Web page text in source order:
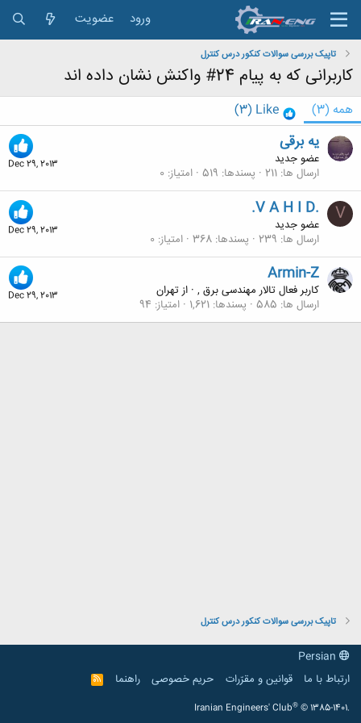
ورود عضویت
تاپیک بررسی سوالات کنکور درس کنترل
کاربرانی که به پیام 24# واکنش نشان داده اند
همه (3)
Like
(3)
Dec 29, 2013
یه برقی
عضو جدید
ارسال ها 211 پسندها 519 امتیاز 0
V
Dec 29, 2013
.V A H I D.
عضو جدید
ارسال ها 239 پسندها 368 امتیاز 0
Dec 29, 2013
Armin-Z
کاربر فعال تالار مهندسی برق , · ازتهران
ارسال ها 585 پسندها 1,621 امتیاز 94
تاپیک بررسی سوالات کنکور درس کنترل
ارتباط با ما
قوانین و مقرّرات حریم خصوصی راهنما
R
S
Iranian Engineers' Club® © 1385-1401.